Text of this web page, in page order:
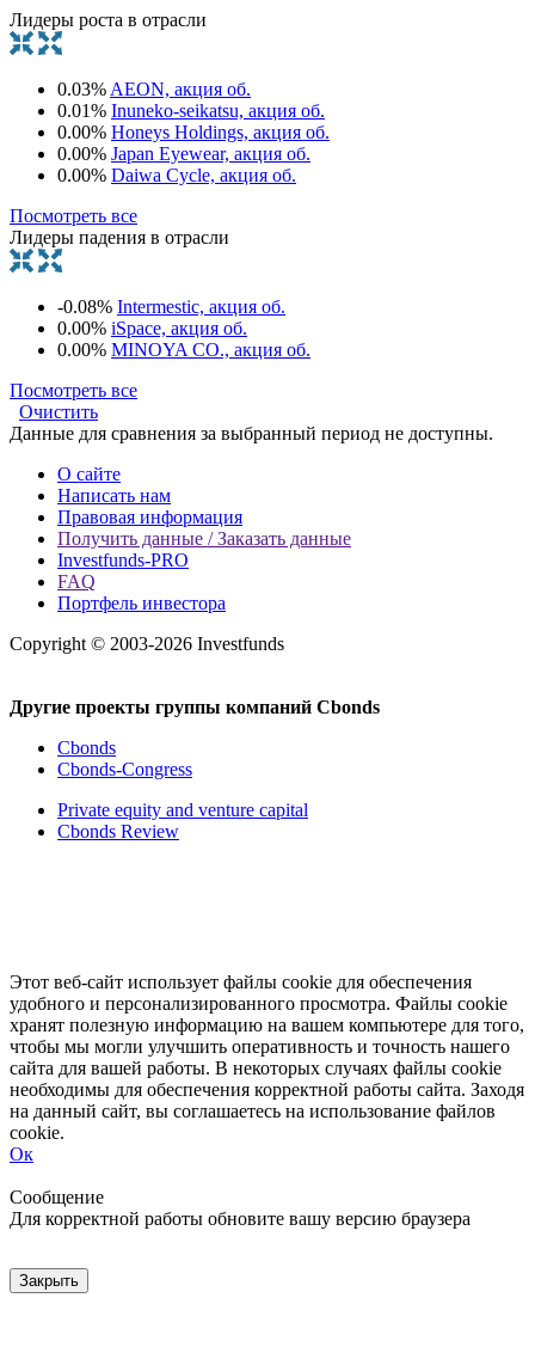
Лидеры роста в отрасли
0.03% AEON, акция об.
0.01% Inuneko-seikatsu, акция об.
0.00% Honeys Holdings, акция об.
0.00% Japan Eyewear, акция об.
0.00% Daiwa Cycle, акция об.
Посмотреть все
Лидеры падения в отрасли
-0.08% Intermestic, акция об.
0.00% iSpace, акция об.
0.00% MINOYA CO., акция об.
Посмотреть все
Очистить
Данные для сравнения за выбранный период не доступны.
О сайте
Написать нам
Правовая информация
Получить данные / Заказать данные
Investfunds-PRO
FAQ
Портфель инвестора
Copyright © 2003-2026 Investfunds
Другие проекты группы компаний Cbonds
Cbonds
Cbonds-Congress
Private equity and venture capital
Cbonds Review
Этот веб-сайт использует файлы cookie для обеспечения
удобного и персонализированного просмотра. Файлы cookie
хранят полезную информацию на вашем компьютере для того,
чтобы мы могли улучшить оперативность и точность нашего
сайта для вашей работы. В некоторых случаях файлы cookie
необходимы для обеспечения корректной работы сайта. Заходя
на данный сайт, вы соглашаетесь на использование файлов
cookie.
Ок
Сообщение
Для корректной работы обновите вашу версию браузера
Закрыть